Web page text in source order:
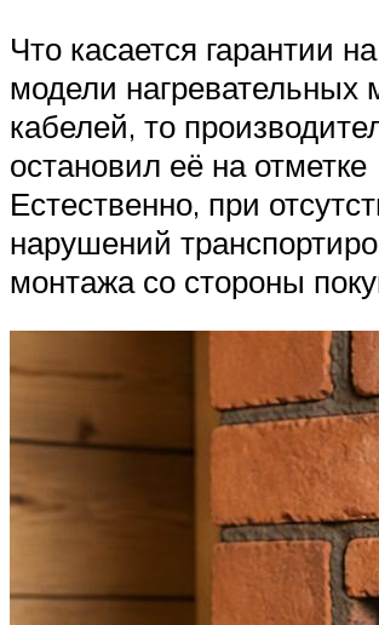
Что касается гарантии
модели нагревательных
кабелей, то
остановил её на отметке
Естественно, при
нарушений
монтажа со стороны